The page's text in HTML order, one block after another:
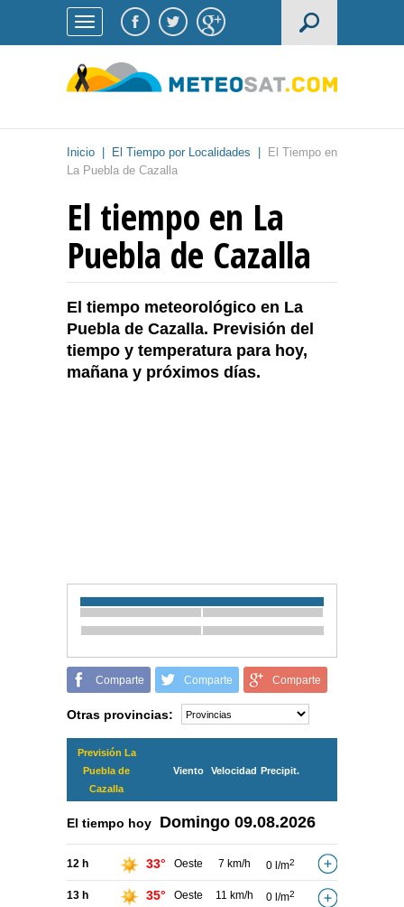
Inicio El Tiempo por Localidades
El Tiempo en
La Puebla de Cazalla
El tiempo en La
Puebla de Cazalla
El tiempo meteorológico en La
Puebla de Cazalla. Previsión del
tiempo y temperatura para hoy,
mañana y próximos días.
Comparte Comparte Comparte
Otras provincias:
Previsión La
Puebla de
Cazalla
Viento Velocidad Precipit.
El tiempo hoy Domingo 09.08.2026
12 h 33° Oeste 7 km/h 0 l/m2
13 h 35° Oeste 11 km/h 0 l/m2